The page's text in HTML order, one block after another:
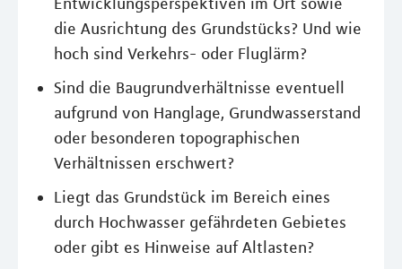
die Ausrichtung des Grundstücks? Und wie
hoch sind Verkehrs- oder Fluglärm?
Sind die Baugrundverhältnisse eventuell
aufgrund von Hanglage, Grundwasserstand
oder besonderen topographischen
Verhältnissen erschwert?
Liegt das Grundstück im Bereich eines
durch Hochwasser gefährdeten Gebietes
oder gibt es Hinweise auf Altlasten?